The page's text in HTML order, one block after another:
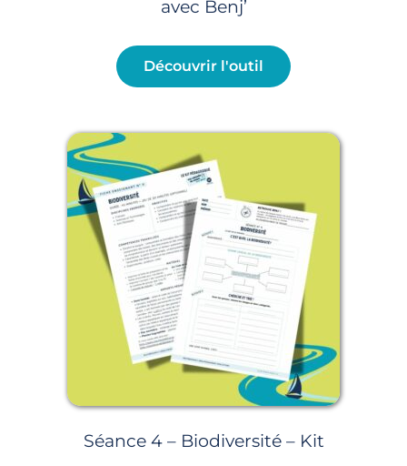
avec Benj’
Découvrir l'outil
Séance 4 – Biodiversité – Kit